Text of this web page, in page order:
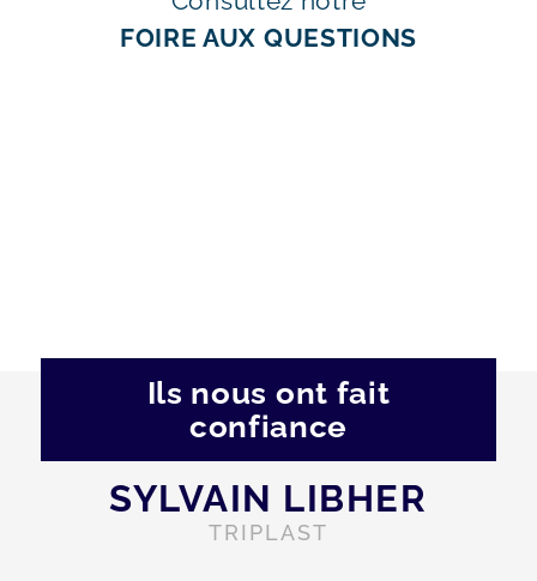
FOIRE AUX QUESTIONS
Ils nous ont fait
confiance
SYLVAIN LIBHER
TRIPLAST